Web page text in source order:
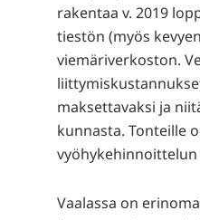
rakentaa v. 2019
tiestön (myös
viemäriverkoston.
maksettavaksi ja
kunnasta. Tonteille
Vaalassa on